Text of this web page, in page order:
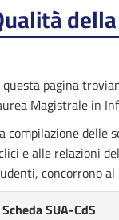
questa pagina
Magistrale in
compilazione delle
e alle relazioni
concorrono al
Scheda SUA-CdS